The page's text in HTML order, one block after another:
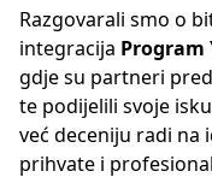
Razgovarali smo o
integracija
gdje su partneri
te podijelili svoje
već deceniju radi na
prihvate i